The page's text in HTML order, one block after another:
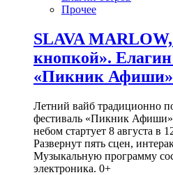
Прочее
SLAVA
кнопкой».
«Пикник Афиши»
Летний вайб традиционно
фестиваль «Пикник
небом стартует 8 августа в
Развернут пять сцен,
Музыкальную программу
электроника. 0+